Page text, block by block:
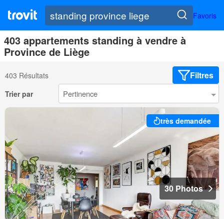
Favoris
403 appartements standing à vendre à
Province de Liège
403 Résultats Filtres
Trier par
très demandée
30 Photos